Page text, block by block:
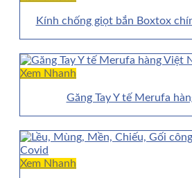
Kính chống giọt bắn Boxtox
Xem Nhanh
Găng Tay Y tế Merufa
Xem Nhanh